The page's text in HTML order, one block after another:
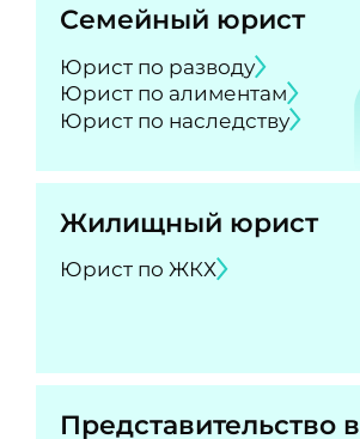
Семейный юрист
Юрист по разводу
Юрист по алиментам
Юрист по наследству
Жилищный юрист
Юрист по ЖКХ
Представительство в